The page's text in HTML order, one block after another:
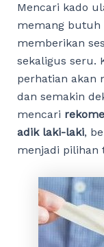
Mencari kado
memang butuh
memberikan
sekaligus seru.
perhatian akan
dan semakin
mencari
adik laki-laki,
menjadi pilihan